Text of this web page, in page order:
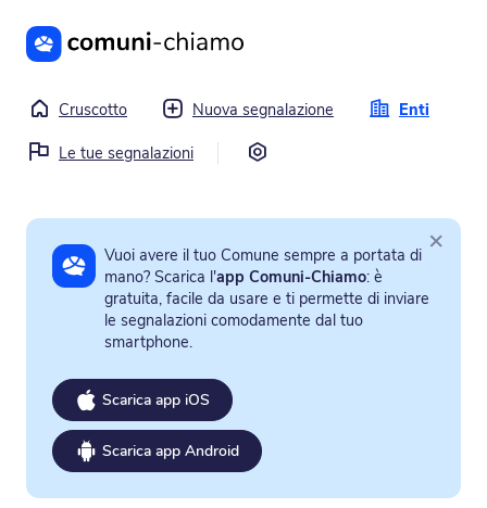
Vai al contenuto principale
Cruscotto Nuova segnalazione
Enti
Le tue segnalazioni
Vuoi avere il tuo Comune sempre a portata di
mano? Scarica l'app Comuni-Chiamo: è
gratuita, facile da usare e ti permette di inviare
le segnalazioni comodamente dal tuo
smartphone.
Scarica app iOS
Scarica app Android
×